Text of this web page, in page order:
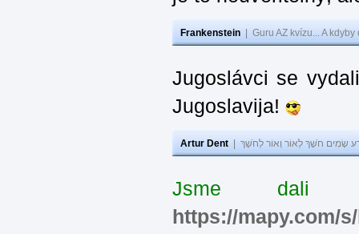
Frankenstein Guru AZ kvízu... A
Jugoslávci se
Jugoslavija!
Artur Dent שָׂמִים חֹשֶׁךְ לְאוֹר וְאוֹר לְחֹשֶׁךְ
Jsme dali
https://mapy.com/